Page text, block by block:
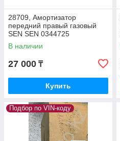
28709, Амортизатор
передний правый газовый
SEN SEN 0344725
В наличии
27 000 ₸
Купить
Подбор по VIN-коду